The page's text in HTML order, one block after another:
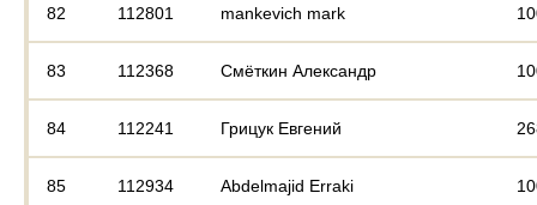
82 112801 mankevich mark
83 112368 Смёткин Александр
84 112241 Грицук Евгений
85 112934 Abdelmajid Erraki